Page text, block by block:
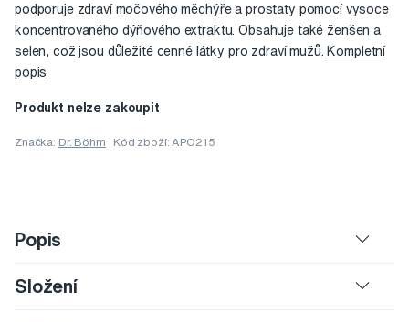
podporuje zdraví močového měchýře a prostaty pomocí vysoce
koncentrovaného dýňového extraktu. Obsahuje také ženšen a
selen, což jsou důležité cenné látky pro zdraví mužů. Kompletní
popis
Produkt nelze zakoupit
Značka: Dr. Böhm Kód zboží: APO215
Popis
Složení